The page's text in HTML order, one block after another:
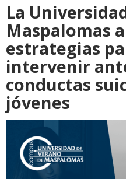
La
Maspalomas
estrategias
intervenir
conductas
jóvenes